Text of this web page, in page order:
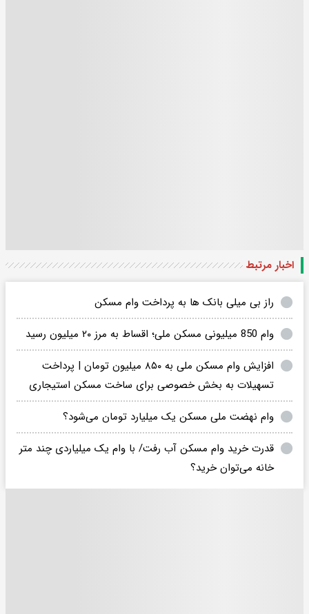
اخبار مرتبط
راز بی میلی بانک ها به پرداخت وام مسکن
وام 850 میلیونی مسکن ملی؛ اقساط به مرز ۲۰ میلیون رسید
افزایش وام مسکن ملی به ۸۵۰ میلیون تومان | پرداخت
تسهیلات به بخش خصوصی برای ساخت مسکن استیجاری
وام نهضت ملی مسکن یک میلیارد تومان می‌شود؟
قدرت خرید وام مسکن آب رفت/ با وام یک میلیاردی چند متر
خانه می‌توان خرید؟